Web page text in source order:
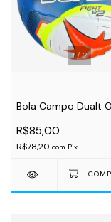
1/2
Bola Campo Dualt
R$85,00
R$78,20 com Pix